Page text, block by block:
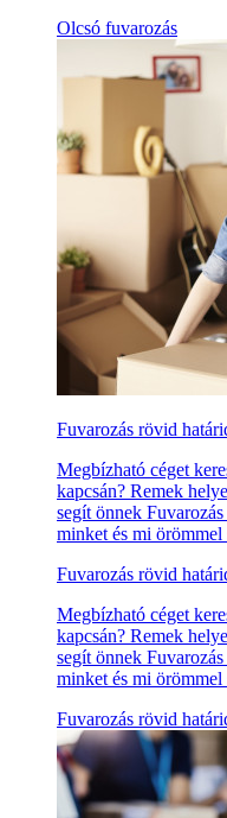
Olcsó fuvarozás
Fuvarozás rövid
Megbízható céget
kapcsán? Remek
segít önnek
minket és mi örömmel
Fuvarozás rövid
Megbízható céget
kapcsán? Remek
segít önnek
minket és mi örömmel
Fuvarozás rövid